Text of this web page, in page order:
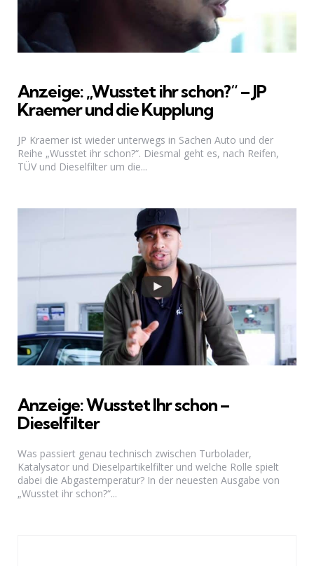
Anzeige: „Wusstet ihr schon?“ – JP
Kraemer und die Kupplung
JP Kraemer ist wieder unterwegs in Sachen Auto und der
Reihe „Wusstet ihr schon?“. Diesmal geht es, nach Reifen,
TÜV und Dieselfilter um die...
Anzeige: Wusstet Ihr schon –
Dieselfilter
Was passiert genau technisch zwischen Turbolader,
Katalysator und Dieselpartikelfilter und welche Rolle spielt
dabei die Abgastemperatur? In der neuesten Ausgabe von
„Wusstet ihr schon?“...